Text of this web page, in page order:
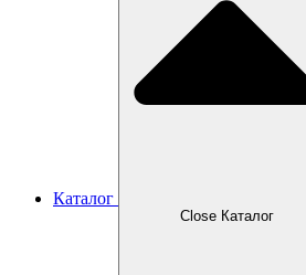
Каталог
Close Каталог